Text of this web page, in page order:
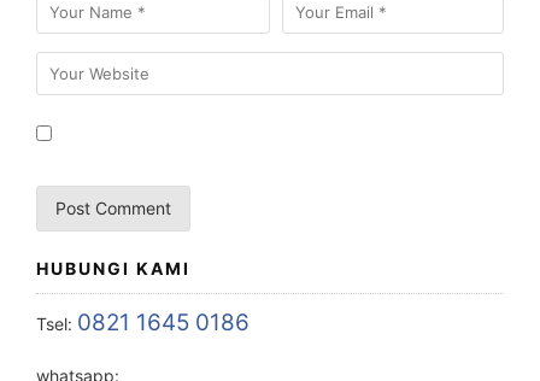
HUBUNGI KAMI
Tsel: 0821 1645 0186
whatsapp: